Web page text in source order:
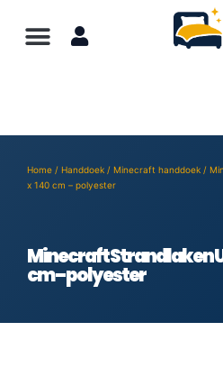
Home / Handdoek / Minecraft handdoek /
x 140 cm – polyester
Minecraft Strandlaken
cm – polyester